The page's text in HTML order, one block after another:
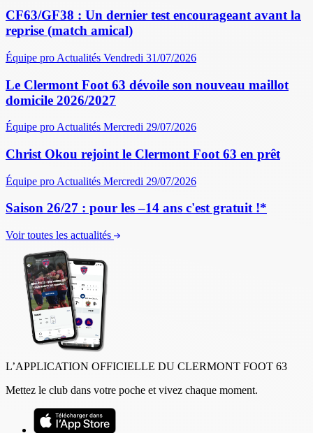
CF63/GF38 : Un dernier test encourageant avant la
reprise (match amical)
Équipe pro Actualités Vendredi 31/07/2026
Le Clermont Foot 63 dévoile son nouveau maillot
domicile 2026/2027
Équipe pro Actualités Mercredi 29/07/2026
Christ Okou rejoint le Clermont Foot 63 en prêt
Équipe pro Actualités Mercredi 29/07/2026
Saison 26/27 : pour les –14 ans c'est gratuit !*
Voir toutes les actualités
L’APPLICATION OFFICIELLE DU CLERMONT FOOT 63
Mettez le club dans votre poche et vivez chaque moment.